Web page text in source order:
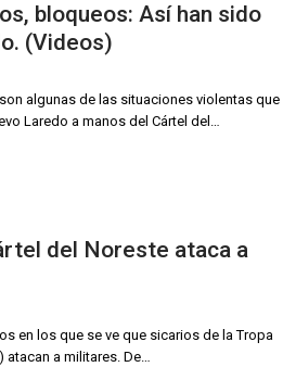
bloqueos: Así han sido
(Videos)
algunas de las situaciones violentas que
Laredo a manos del Cártel del …
del Noreste ataca a
en los que se ve que sicarios de la Tropa
atacan a militares. De…